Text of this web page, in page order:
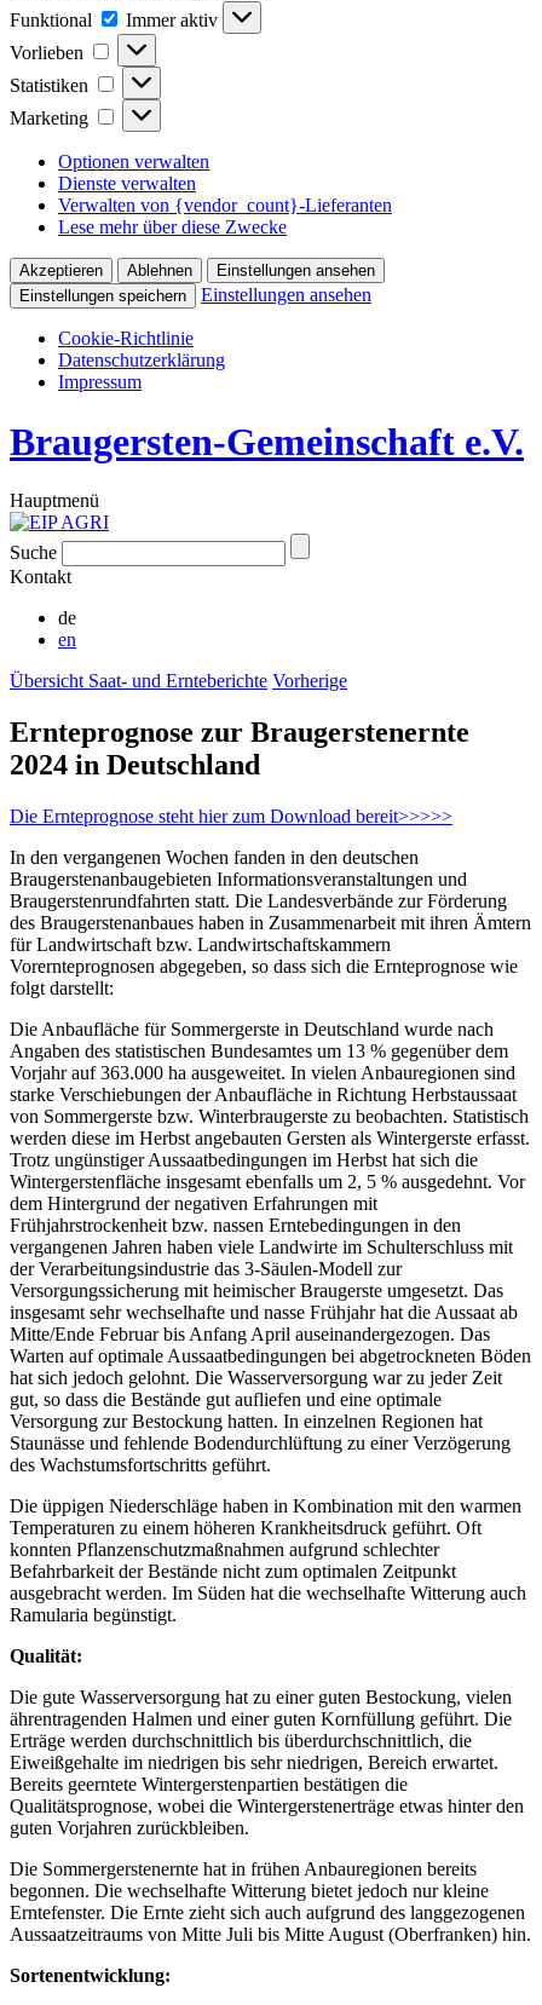
Funktional
Funktional
Immer aktiv
Vorlieben
Vorlieben
Statistiken Statistiken
Marketing Marketing
Optionen verwalten
Dienste verwalten
Verwalten von {vendor_count}-Lieferanten
Lese mehr über diese Zwecke
Akzeptieren Ablehnen
Einstellungen ansehen
Einstellungen speichern
Einstellungen ansehen
Cookie-Richtlinie
Datenschutzerklärung
Impressum
Braugersten-Gemeinschaft e.V.
Hauptmenü
Suche
Kontakt
de
en
Übersicht Saat- und Ernteberichte Vorherige
Ernteprognose zur Braugerstenernte
2024 in Deutschland
Die Ernteprognose steht hier zum Download bereit>>>>>
In den vergangenen Wochen fanden in den deutschen
Braugerstenanbaugebieten Informationsveranstaltungen und
Braugerstenrundfahrten statt. Die Landesverbände zur Förderung
des Braugerstenanbaues haben in Zusammenarbeit mit ihren Ämtern
für Landwirtschaft bzw. Landwirtschaftskammern
Vorernteprognosen abgegeben, so dass sich die Ernteprognose wie
folgt darstellt:
Die Anbaufläche für Sommergerste in Deutschland wurde nach
Angaben des statistischen Bundesamtes um 13 % gegenüber dem
Vorjahr auf 363.000 ha ausgeweitet. In vielen Anbauregionen sind
starke Verschiebungen der Anbaufläche in Richtung Herbstaussaat
von Sommergerste bzw. Winterbraugerste zu beobachten. Statistisch
werden diese im Herbst angebauten Gersten als Wintergerste erfasst.
Trotz ungünstiger Aussaatbedingungen im Herbst hat sich die
Wintergerstenfläche insgesamt ebenfalls um 2, 5 % ausgedehnt. Vor
dem Hintergrund der negativen Erfahrungen mit
Frühjahrstrockenheit bzw. nassen Erntebedingungen in den
vergangenen Jahren haben viele Landwirte im Schulterschluss mit
der Verarbeitungsindustrie das 3-Säulen-Modell zur
Versorgungssicherung mit heimischer Braugerste umgesetzt. Das
insgesamt sehr wechselhafte und nasse Frühjahr hat die Aussaat ab
Mitte/Ende Februar bis Anfang April auseinandergezogen. Das
Warten auf optimale Aussaatbedingungen bei abgetrockneten Böden
hat sich jedoch gelohnt. Die Wasserversorgung war zu jeder Zeit
gut, so dass die Bestände gut aufliefen und eine optimale
Versorgung zur Bestockung hatten. In einzelnen Regionen hat
Staunässe und fehlende Bodendurchlüftung zu einer Verzögerung
des Wachstumsfortschritts geführt.
Die üppigen Niederschläge haben in Kombination mit den warmen
Temperaturen zu einem höheren Krankheitsdruck geführt. Oft
konnten Pflanzenschutzmaßnahmen aufgrund schlechter
Befahrbarkeit der Bestände nicht zum optimalen Zeitpunkt
ausgebracht werden. Im Süden hat die wechselhafte Witterung auch
Ramularia begünstigt.
Qualität:
Die gute Wasserversorgung hat zu einer guten Bestockung, vielen
ährentragenden Halmen und einer guten Kornfüllung geführt. Die
Erträge werden durchschnittlich bis überdurchschnittlich, die
Eiweißgehalte im niedrigen bis sehr niedrigen, Bereich erwartet.
Bereits geerntete Wintergerstenpartien bestätigen die
Qualitätsprognose, wobei die Wintergerstenerträge etwas hinter den
guten Vorjahren zurückbleiben.
Die Sommergerstenernte hat in frühen Anbauregionen bereits
begonnen. Die wechselhafte Witterung bietet jedoch nur kleine
Erntefenster. Die Ernte zieht sich auch aufgrund des langgezogenen
Aussaatzeitraums von Mitte Juli bis Mitte August (Oberfranken) hin.
Sortenentwicklung: